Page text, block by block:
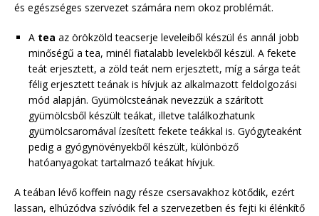
és egészséges szervezet számára nem okoz problémát.
A tea az örökzöld teacserje leveleiből készül és annál jobb
minőségű a tea, minél fiatalabb levelekből készül. A fekete
teát erjesztett, a zöld teát nem erjesztett, míg a sárga teát
félig erjesztett teának is hívjuk az alkalmazott feldolgozási
mód alapján. Gyümölcsteának nevezzük a szárított
gyümölcsből készült teákat, illetve találkozhatunk
gyümölcsaromával ízesített fekete teákkal is. Gyógyteaként
pedig a gyógynövényekből készült, különböző
hatóanyagokat tartalmazó teákat hívjuk.
A teában lévő koffein nagy része csersavakhoz kötődik, ezért
lassan, elhúzódva szívódik fel a szervezetben és fejti ki élénkítő